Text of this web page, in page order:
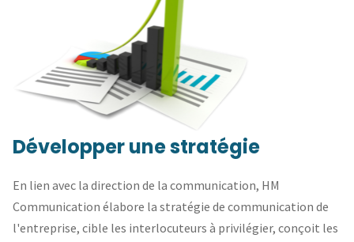
Développer une stratégie
En lien avec la direction de la communication, HM
Communication élabore la stratégie de communication de
l'entreprise, cible les interlocuteurs à privilégier, conçoit les